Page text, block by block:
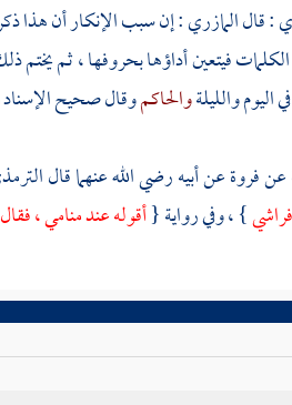
: قالالمازري: إن سبب الإنكار أن هذا
فيتعين أداؤها بحروفها ، ثم يختم
في اليوم والليلةوالحاكموقال صحيح الإسناد
عنفروةعن أبيه رضي الله عنهما قال
} ، وفي رواية {أقوله عند منامي ،